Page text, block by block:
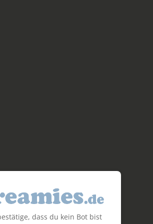
dass du kein Bot bist